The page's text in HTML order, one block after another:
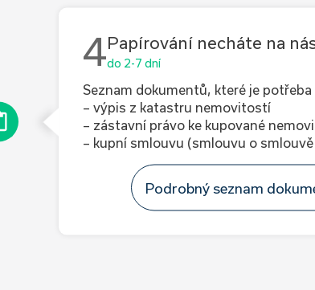
4Papírování necháte na
do 2-7 dní
Seznam dokumentů, které je
– výpis z katastru nemovitostí
– zástavní právo ke kupované
– kupní smlouvu (smlouvu o
Podrobný seznam